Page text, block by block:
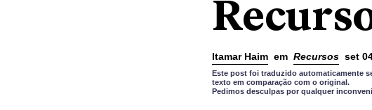
Itamar Haim em Recursos set
Este post foi traduzido automaticamente
texto em comparação com o original.
Pedimos desculpas por qualquer